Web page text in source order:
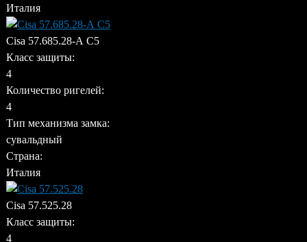
Италия
Cisa 57.685.28-А C5
Класс защиты:
4
Количество ригелей:
4
Тип механизма замка:
сувальдный
Страна:
Италия
Cisa 57.525.28
Класс защиты:
4